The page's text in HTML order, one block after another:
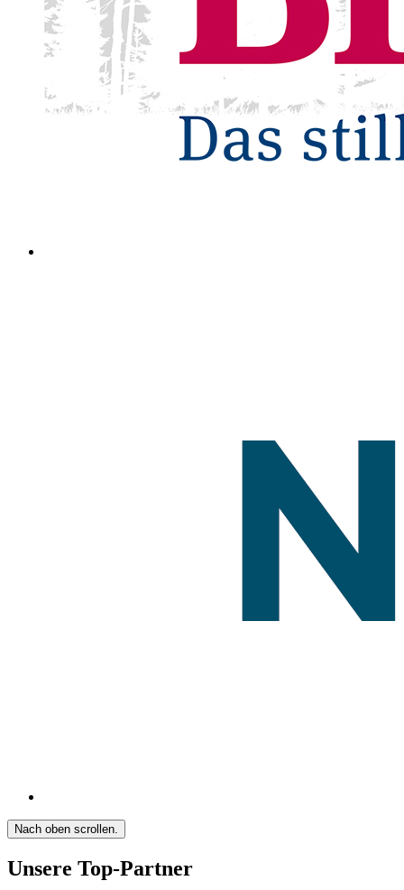
Nach oben scrollen.
Unsere Top-Partner